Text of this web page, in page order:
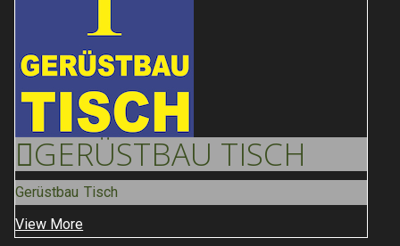
GERÜSTBAU TISCH
Gerüstbau Tisch
View More